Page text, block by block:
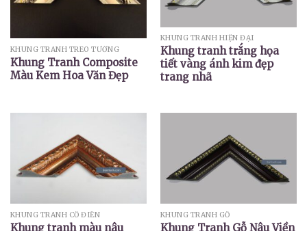
KHUNG TRANH TREO TƯỜNG
Khung Tranh Composite
Màu Kem Hoa Văn Đẹp
KHUNG TRANH HIỆN ĐẠI
Khung tranh trắng họa
tiết vàng ánh kim đẹp
trang nhã
KHUNG TRANH CỔ ĐIỂN
Khung tranh màu nâu
KHUNG TRANH GỖ
Khung Tranh Gỗ Nâu Viền